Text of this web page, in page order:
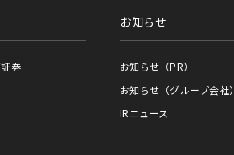
券
お知らせ
お知らせ（PR）
お知らせ（グループ会社）
IRニュース